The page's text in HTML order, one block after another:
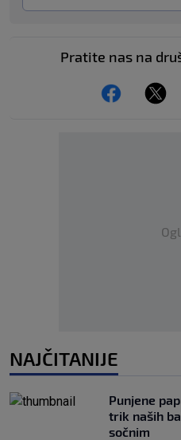
Pratite nas na
NAJČITANIJE
Punjene
trik naših
sočnim